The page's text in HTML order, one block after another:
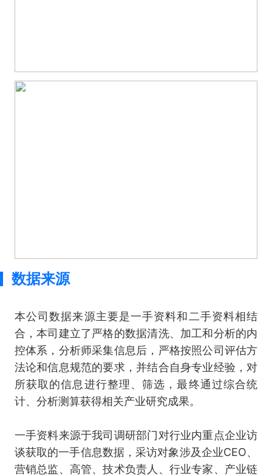
数据来源
本公司数据来源主要是一手资料和二手资料相结
合，本司建立了严格的数据清洗、加工和分析的内
控体系，分析师采集信息后，严格按照公司评估方
法论和信息规范的要求，并结合自身专业经验，对
所获取的信息进行整理、筛选，最终通过综合统
计、分析测算获得相关产业研究成果。
一手资料来源于我司调研部门对行业内重点企业访
谈获取的一手信息数据，采访对象涉及企业CEO、
营销总监、高管、技术负责人、行业专家、产业链